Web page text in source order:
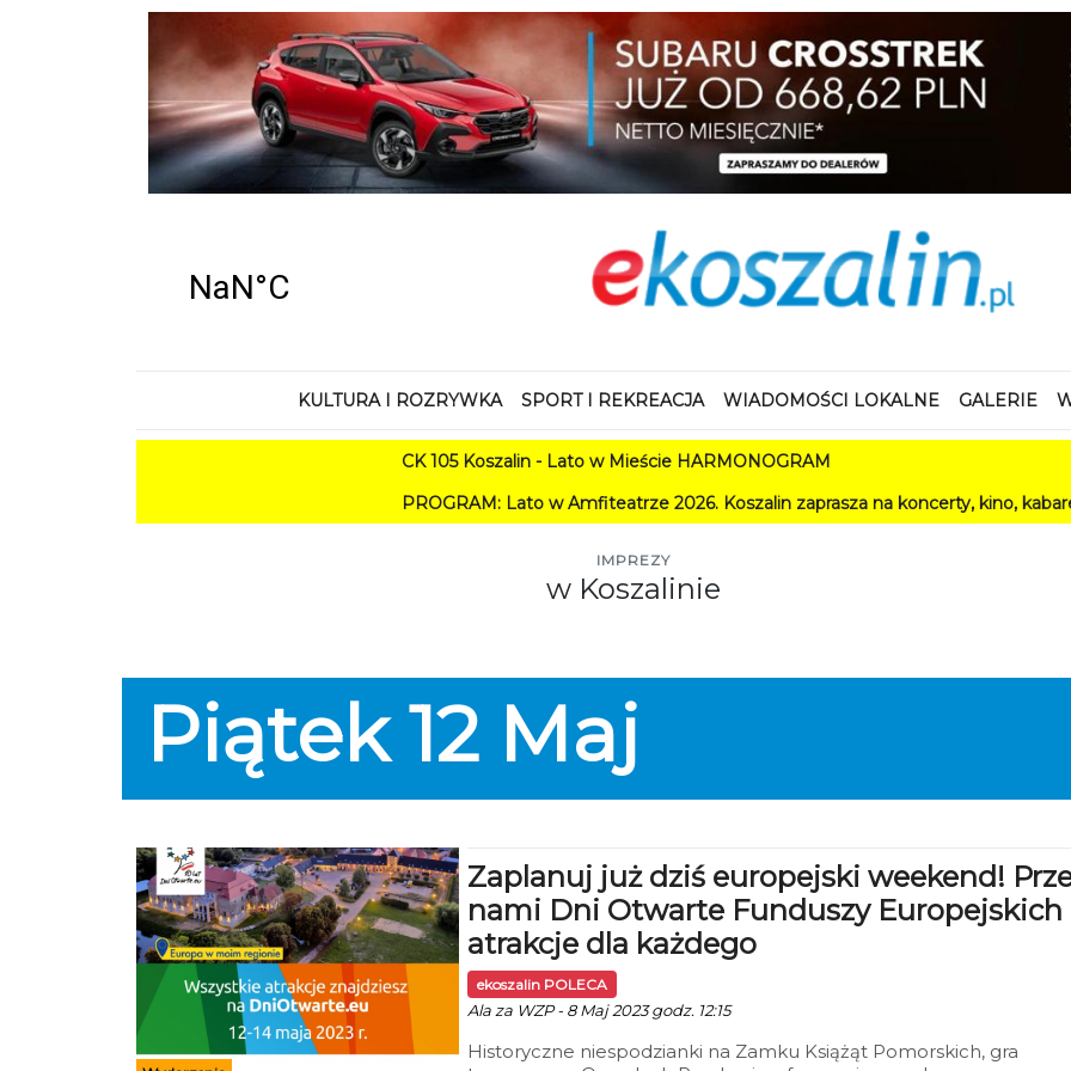
KULTURA I ROZRYWKA SPORT I REKREACJA WIADOMOŚCI LOKALNE GALERIE
CK 105 Koszalin - Lato w Mieście HARMONOGRAM
PROGRAM: Lato w Amfiteatrze 2026. Koszalin zaprasza na koncerty, kino, kabarety i
IMPREZY
w Koszalinie
Piątek 12 Maj
Zaplanuj już dziś europejski weekend!
nami Dni Otwarte Funduszy Europejskich
atrakcje dla każdego
ekoszalin POLECA
Ala za WZP - 8 Maj 2023 godz. 12:15
Historyczne niespodzianki na Zamku Książąt Pomorskich, gra